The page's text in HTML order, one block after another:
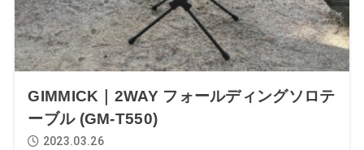
GIMMICK｜2WAY フォールディングソロテ
ーブル (GM-T550)
2023.03.26